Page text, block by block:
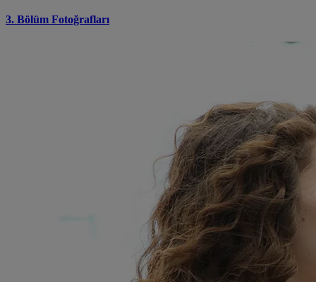
3. Bölüm Fotoğrafları